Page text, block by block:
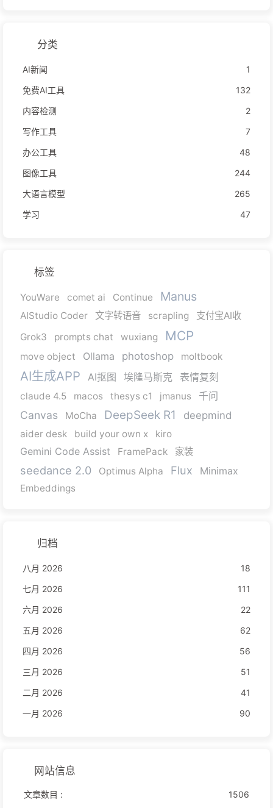
分类
AI新闻
1
免费AI工具
132
内容检测
2
写作工具
7
办公工具
48
图像工具
244
大语言模型
265
学习
47
标签
YouWare comet ai Continue Manus
AIStudio Coder 文字转语音 scrapling
支付宝AI收
Grok3
prompts chat wuxiang MCP
move object Ollama photoshop moltbook
AI生成APP AI抠图 埃隆马斯克 表情复刻
claude 4.5 macos thesys c1 jmanus 千问
Canvas MoCha DeepSeek R1 deepmind
aider desk build your own x kiro
Gemini Code Assist FramePack 家装
seedance 2.0 Optimus Alpha Flux Minimax
Embeddings
归档
八月 2026
18
七月 2026
111
六月 2026
22
五月 2026
62
四月 2026
56
三月 2026
51
二月 2026
41
一月 2026
90
网站信息
文章数目 :
1506